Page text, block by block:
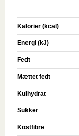
Kalorier (kcal)
Energi (kJ)
Fedt
Mættet fedt
Kulhydrat
Sukker
Kostfibre